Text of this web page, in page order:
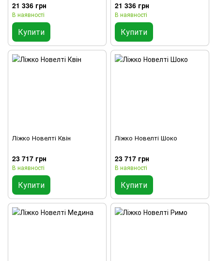
21 336 грн
В наявності
Купити
21 336 грн
В наявності
Купити
Ліжко Новелті Квін
23 717 грн
В наявності
Купити
Ліжко Новелті Шоко
23 717 грн
В наявності
Купити